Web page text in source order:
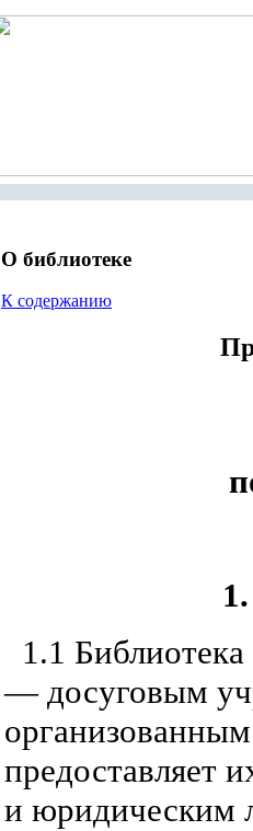
О библиотеке
К содержанию
1.1
— досуговым
предоставляет
и юридическим